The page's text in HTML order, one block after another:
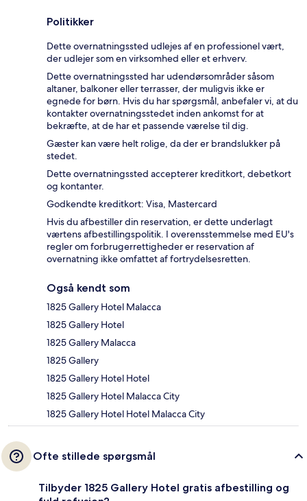
Politikker
Dette overnatningssted udlejes af en professionel vært,
der udlejer som en virksomhed eller et erhverv.
Dette overnatningssted har udendørsområder såsom
altaner, balkoner eller terrasser, der muligvis ikke er
egnede for børn. Hvis du har spørgsmål, anbefaler vi, at du
kontakter overnatningsstedet inden ankomst for at
bekræfte, at de har et passende værelse til dig.
Gæster kan være helt rolige, da der er brandslukker på
stedet.
Dette overnatningssted accepterer kreditkort, debetkort
og kontanter.
Godkendte kreditkort: Visa, Mastercard
Hvis du afbestiller din reservation, er dette underlagt
værtens afbestillingspolitik. I overensstemmelse med EU's
regler om forbrugerrettigheder er reservation af
overnatning ikke omfattet af fortrydelsesretten.
Også kendt som
1825 Gallery Hotel Malacca
1825 Gallery Hotel
1825 Gallery Malacca
1825 Gallery
1825 Gallery Hotel Hotel
1825 Gallery Hotel Malacca City
1825 Gallery Hotel Hotel Malacca City
Ofte stillede spørgsmål
Tilbyder 1825 Gallery Hotel gratis afbestilling og